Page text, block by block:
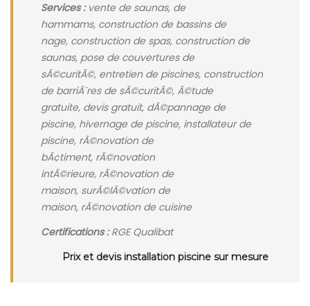
Services :vente de saunas, de
hammams, construction de bassins de
nage, construction de spas, construction de
saunas, pose de couvertures de
sÃ©curitÃ©, entretien de piscines, construction
de barriÃ¨res de sÃ©curitÃ©, Ã©tude
gratuite, devis gratuit, dÃ©pannage de
piscine, hivernage de piscine, installateur de
piscine, rÃ©novation de
bÃ¢timent, rÃ©novation
intÃ©rieure, rÃ©novation de
maison, surÃ©lÃ©vation de
maison, rÃ©novation de cuisine
Certifications :RGE Qualibat
Prix et devis installation piscine sur mesure